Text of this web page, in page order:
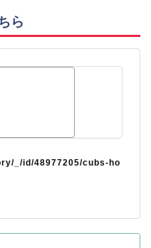
ら
_/id/48977205/cubs-ho